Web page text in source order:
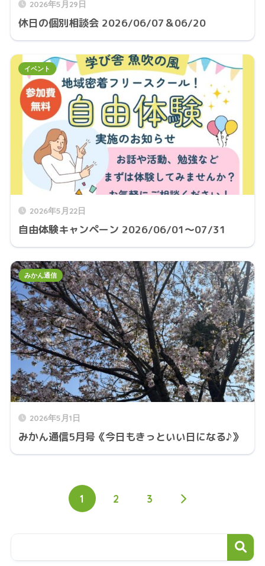
2026年5月29日
休日の個別相談会 2026/06/07＆06/20
2026年5月22日
自由体験キャンペーン 2026/06/01～07/31
イベント
2026年5月1日
みかん通信5月号《今日もきっといい日になる♪》
みかん通信
1 2 3